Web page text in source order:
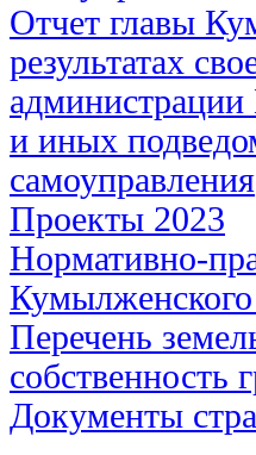
Отчет главы
результатах
и иных
самоуправления
Проекты 2023
Нормативно-
Перечень
собственность
Документы